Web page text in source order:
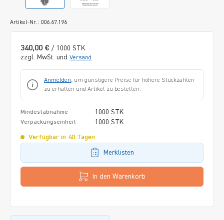
Artikel-Nr.: 006.67.196
340,00 € / 1000 STK
zzgl. MwSt. und Versand
Anmelden, um günstigere Preise für höhere Stückzahlen
zu erhalten und Artikel zu bestellen.
Mindestabnahme 1000 STK
Verpackungseinheit 1000 STK
Verfügbar in 40 Tagen
Merklisten
In den Warenkorb